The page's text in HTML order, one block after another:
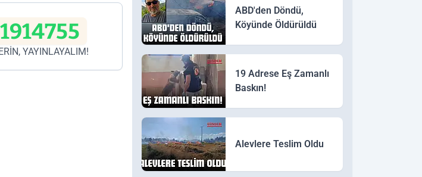
YAYINLAYALIM!
ABD'den Döndü,
Köyünde Öldürüldü
19 Adrese Eş Zamanlı
Baskın!
Alevlere Teslim Oldu